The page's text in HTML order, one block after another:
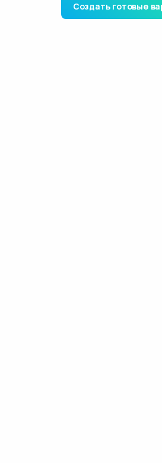
Создать готовые